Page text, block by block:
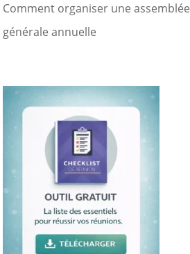
Comment organiser une assemblée
générale annuelle